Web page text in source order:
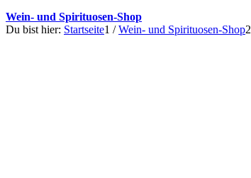
Wein- und Spirituosen-Shop
Du bist hier: Startseite1 / Wein- und Spirituosen-Shop2